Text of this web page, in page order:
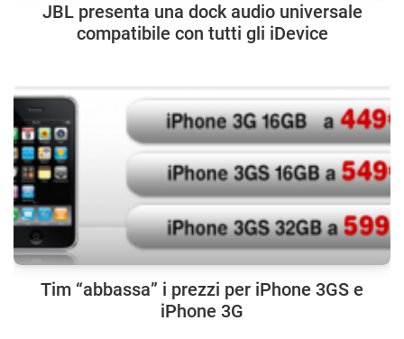
JBL presenta una dock audio universale
compatibile con tutti gli iDevice
Tim “abbassa” i prezzi per iPhone 3GS e
iPhone 3G